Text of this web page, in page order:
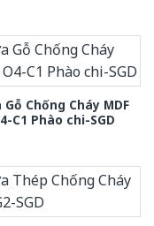
Gỗ Chống Cháy MDF
C1 Phào chi-SGD